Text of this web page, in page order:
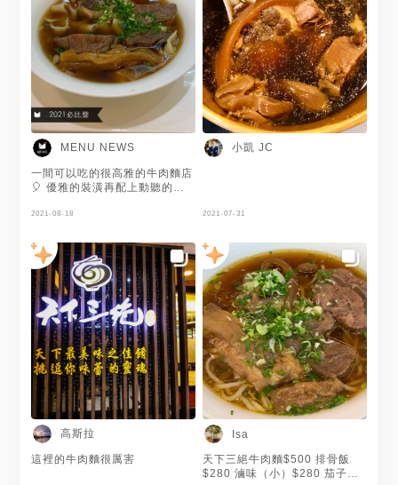
MENU NEWS
一間可以吃的很高雅的牛肉麵店
🎈 優雅的裝潢再配上動聽的古
下三絕牛肉麵✨ 選用澳洲頂級花
內有牛尾、腱心肉、牛腱與牛筋
🐂 另外麵類有褲帶麵、家常
麵、拉麵可選擇！😉 現已開放
內用囉！💗 謝謝 @gtr35 提供
美照🧡
2021-08-18
小凱 JC
2021-07-31
高斯拉
這裡的牛肉麵很厲害
Isa
天下三絕牛肉麵$500 排骨飯
$280 滷味（小）$280 茄子